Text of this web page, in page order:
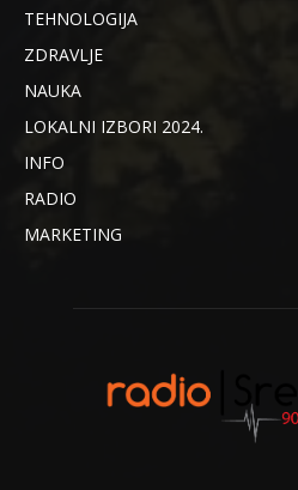
TEHNOLOGIJA
ZDRAVLJE
NAUKA
LOKALNI IZBORI 2024.
INFO
RADIO
MARKETING